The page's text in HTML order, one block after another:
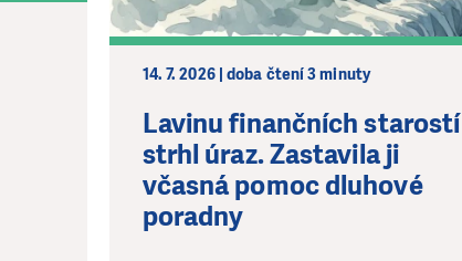
14. 7. 2026 | doba čtení 3 minuty
Lavinu finančních starostí
strhl úraz. Zastavila ji
včasná pomoc dluhové
poradny